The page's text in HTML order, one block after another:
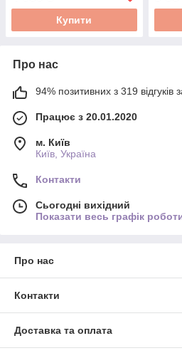
Купити
Про нас
94% позитивних з 319 відгуків
Працює з 20.01.2020
м. Київ
Київ, Україна
Контакти
Сьогодні вихідний
Показати весь графік
Про нас
Контакти
Доставка та оплата